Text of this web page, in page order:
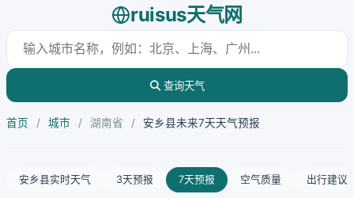
ruisus天气网
查询天气
首页 / 城市 / 湖南省 / 安乡县未来7天天气预报
安乡县实时天气 3天预报 7天预报 空气质量 出行建议